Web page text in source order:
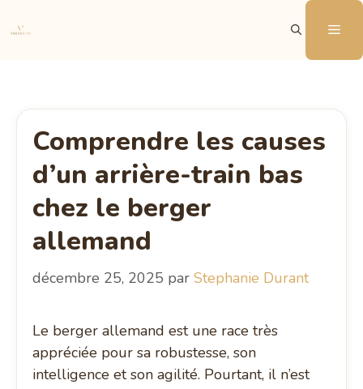
au
Comprendre les causes
d’un arrière-train bas
chez le berger
allemand
décembre 25, 2025 parStephanie Durant
Le berger allemand est une race très
appréciée pour sa robustesse, son
intelligence et son agilité. Pourtant, il n’est